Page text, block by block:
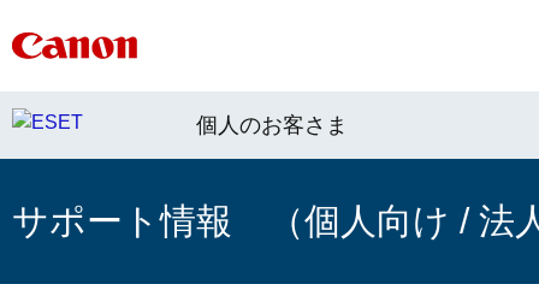
個人のお客さま
サポート情報 （個人向け / 法